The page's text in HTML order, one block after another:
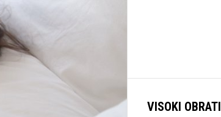
VISOKI OBRATI